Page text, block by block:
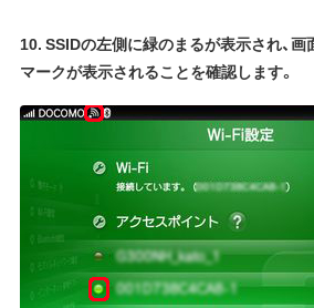
10. SSIDの左側に緑のまるが表示され、
マークが表示されることを確認します。